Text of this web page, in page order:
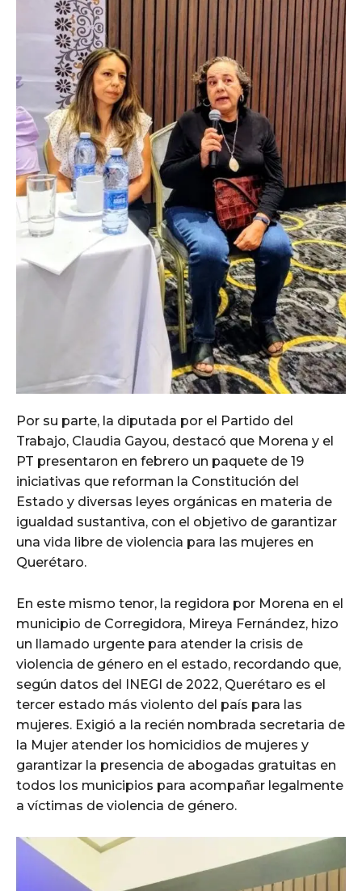
Por su parte, la diputada por el Partido del
Trabajo, Claudia Gayou, destacó que Morena y el
PT presentaron en febrero un paquete de 19
iniciativas que reforman la Constitución del
Estado y diversas leyes orgánicas en materia de
igualdad sustantiva, con el objetivo de garantizar
una vida libre de violencia para las mujeres en
Querétaro.
En este mismo tenor, la regidora por Morena en el
municipio de Corregidora, Mireya Fernández, hizo
un llamado urgente para atender la crisis de
violencia de género en el estado, recordando que,
según datos del INEGI de 2022, Querétaro es el
tercer estado más violento del país para las
mujeres. Exigió a la recién nombrada secretaria de
la Mujer atender los homicidios de mujeres y
garantizar la presencia de abogadas gratuitas en
todos los municipios para acompañar legalmente
a víctimas de violencia de género.